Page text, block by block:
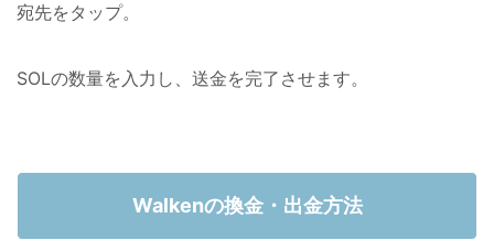
宛先をタップ。
SOLの数量を入力し、送金を完了させます。
Walkenの換金・出金方法